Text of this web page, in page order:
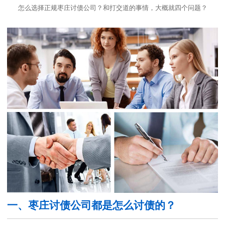
怎么选择正规枣庄讨债公司？和打交道的事情，大概就四个问题？
一、枣庄讨债公司都是怎么讨债的？